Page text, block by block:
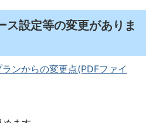
設定等の変更がありま
ンからの変更点(PDFファイ